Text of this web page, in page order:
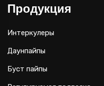
Продукция
Интеркулеры
Даунпайпы
Буст пайпы